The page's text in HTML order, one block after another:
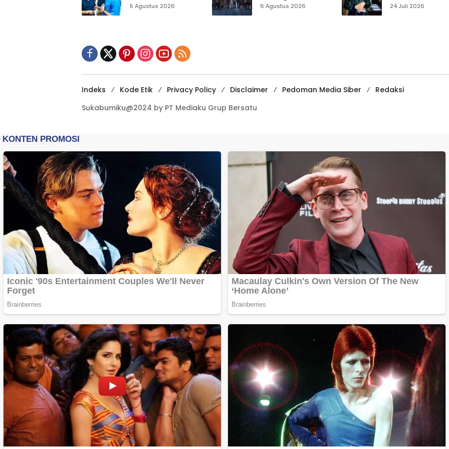
Sukabumi Ajak
5 Agustus 2026
Percepatan PTSL di
6 Agustus 2026
Muhammadiyah
24 Juli 2026
Indeks Kode Etik Privacy Policy Disclaimer Pedoman Media Siber
Redaksi
Sukabumiku@2024 by PT Mediaku Grup Bersatu